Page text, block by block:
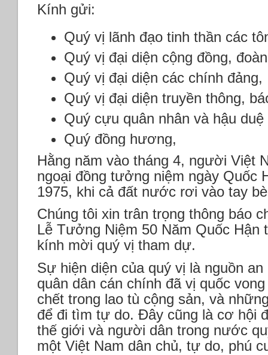
Kính gửi:
Quý vị lãnh đạo tinh thần các
Quý vị đại diện cộng đồng,
Quý vị đại diện các chính đảng,
Quý vị đại diện truyền thông,
Quý cựu quân nhân và hậu
Quý đồng hương,
Hằng năm vào tháng 4, người Việt
ngoại đồng tưởng niệm ngày Quốc
1975, khi cả đất nước rơi vào tay
Chúng tôi xin trân trọng thông báo
Lễ Tưởng Niệm 50 Năm Quốc Hận
kính mời quý vị tham dự.
Sự hiện diện của quý vị là nguồn
quân dân cán chính đã vị quốc
chết trong lao tù cộng sản, và
để đi tìm tự do. Đây cũng là cơ hội
thế giới và người dân trong nước
một Việt Nam dân chủ, tự do, phú